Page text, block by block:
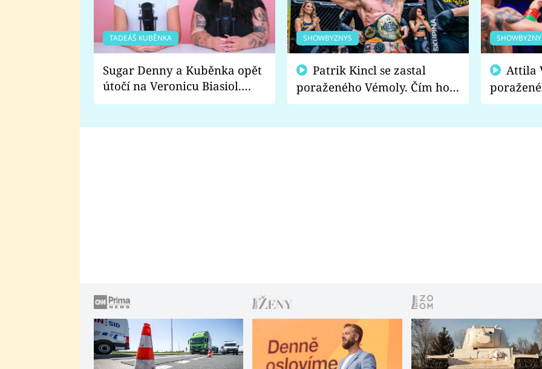
TADEÁŠ KUBĚNKA
Sugar Denny a Kuběnka opět
útočí na Veronicu Biasiol.
Proč je podle nich falešná a
SHOWBYZNYS
poraženého Vémoly. Čím ho
fanoušci naštvali?
chce